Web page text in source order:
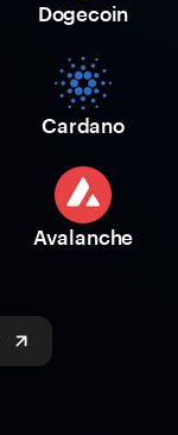
Dogecoin
Cardano
Avalanche